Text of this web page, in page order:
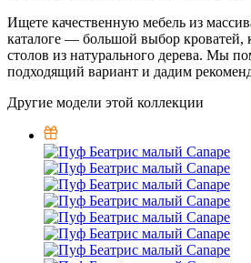
Ищете качественную мебель из
каталоге — большой выбор кроватей,
столов из натурального дерева. Мы
подходящий вариант и дадим
Другие модели этой коллекции